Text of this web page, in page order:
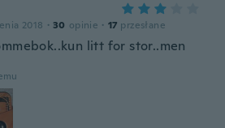
2018 · 30 opinie · 17 przesłane
litt for stor..men